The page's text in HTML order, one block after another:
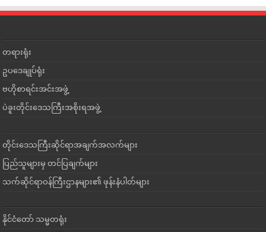
တရားရုံး
ဥပဒေချုပ်ရုံး
ဗဟိုစာရင်းအင်းအဖွဲ့
ပဲခူးတိုင်းဒေသကြီးအစိုးရအဖွဲ့
တိုင်းဒေသကြီးဆိုင်ရာအချက်အလက်များ
ပြည်သူများမှ တင်ပြချက်များ
သက်ဆိုင်ရာဝန်ကြီးဌာနများ၏ ဖုန်းနံပါတ်များ
နိုင်ငံတော် သမ္မတရုံး